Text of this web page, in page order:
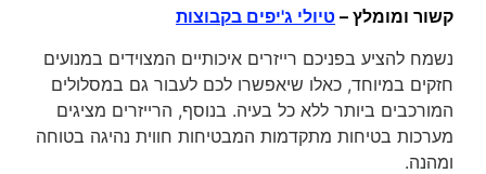
קשור ומומלץ – טיולי ג'יפים בקבוצות
נשמח להציע בפניכם רייזרים איכותיים המצוידים במנועים
חזקים במיוחד, כאלו שיאפשרו לכם לעבור גם במסלולים
המורכבים ביותר ללא כל בעיה. בנוסף, הרייזרים מציגים
מערכות בטיחות מתקדמות המבטיחות חווית נהיגה בטוחה
ומהנה.